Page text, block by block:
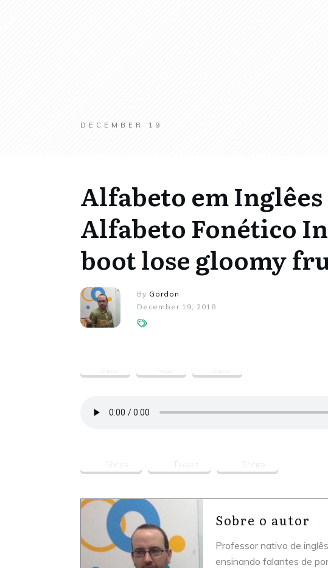
DECEMBER 19
Alfabeto em
Alfabeto Fonético
boot lose gloomy
By Gordon
December 19, 2018
Tweet
Tweet
Sobre o autor
Professor nativo de
ensinando falantes de